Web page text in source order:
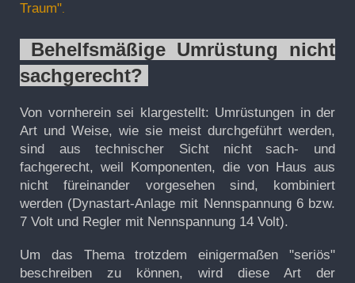
Traum"
Behelfsmäßige Umrüstung nicht
sachgerecht?
Von vornherein sei klargestellt: Umrüstungen in der
Art und Weise, wie sie meist durchgeführt werden,
sind aus technischer Sicht
nicht
sach- und
fachgerecht, weil Komponenten, die von Haus aus
nicht füreinander vorgesehen sind, kombiniert
werden (Dynastart-Anlage mit Nennspannung 6 bzw.
7 Volt und Regler mit Nennspannung 14 Volt).
Um das Thema trotzdem einigermaßen "seriös"
beschreiben zu können, wird diese Art der